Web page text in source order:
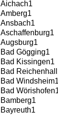
Aichach1
Amberg1
Ansbach1
Aschaffenburg1
Augsburg1
Bad Gögging1
Bad Kissingen1
Bad Reichenhall
Bad Windsheim1
Bad Wörishofen
Bamberg1
Bayreuth1